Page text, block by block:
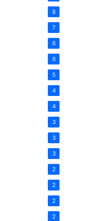
8
7
6
6
5
4
4
3
3
3
2
2
2
2